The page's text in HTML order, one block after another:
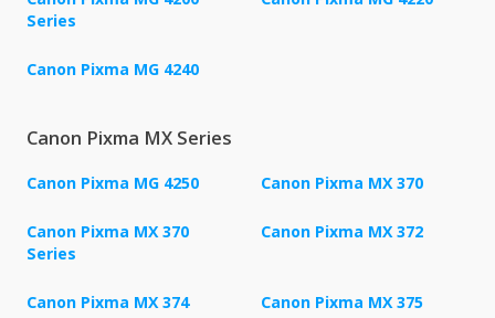
Series
Canon Pixma MG 4240
Canon Pixma MX Series
Canon Pixma MG 4250 Canon Pixma MX 370
Canon Pixma MX 370
Series
Canon Pixma MX 372
Canon Pixma MX 374 Canon Pixma MX 375